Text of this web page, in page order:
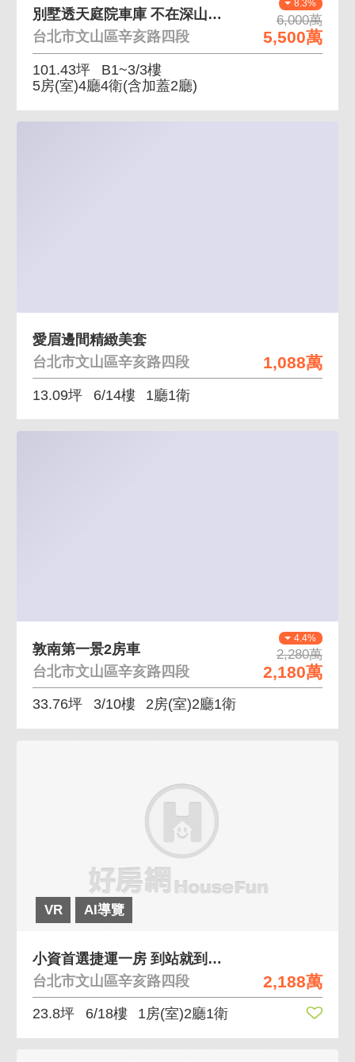
8.3%
6,000萬
5,500萬
別墅透天庭院車庫 不在深山不在郊區的機能別墅透天
台北市文山區辛亥路四段
101.43坪
B1~3/3樓
5房(室)4廳4衛(含加蓋2廳)
1,088萬
愛眉邊間精緻美套
台北市文山區辛亥路四段
13.09坪 6/14樓 1廳1衛
4.4%
2,280萬
2,180萬
敦南第一景2房車
台北市文山區辛亥路四段
33.76坪 3/10樓 2房(室)2廳1衛
VR AI導覽
2,188萬
小資首選捷運一房 到站就到家一房兩廳一衛浴
台北市文山區辛亥路四段
23.8坪 6/18樓 1房(室)2廳1衛